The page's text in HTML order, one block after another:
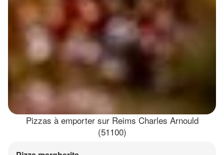
Pizzas à emporter sur Reims Charles Arnould
(51100)